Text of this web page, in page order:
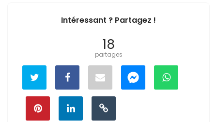
Intéressant ? Partagez !
18
partages